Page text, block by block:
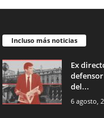
Incluso más noticias
Ex
del...
6 agosto,